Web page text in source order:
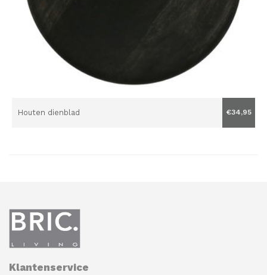
Houten dienblad €34,95
Klantenservice